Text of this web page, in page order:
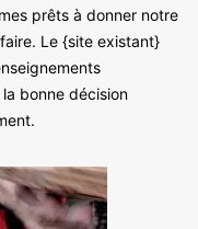
prêts à donner notre
Le {site existant}
bonne décision